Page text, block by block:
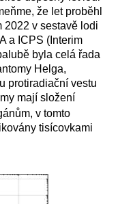
že let proběhl
2022 v sestavě lodi
a ICPS (Interim
byla celá řada
Helga,
protiradiační vestu
mají složení
v tomto
tisícovkami